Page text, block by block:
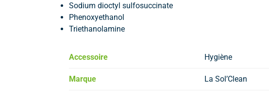
Sodium dioctyl sulfosuccinate
Phenoxyethanol
Triethanolamine
Accessoire Hygiène
Marque La Sol’Clean